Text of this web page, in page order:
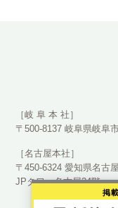
［岐 阜 本 社］
〒500-8137 岐阜県岐阜
［名古屋本社］
〒450-6324 愛知県名古
JPタワー名古屋24階
掲